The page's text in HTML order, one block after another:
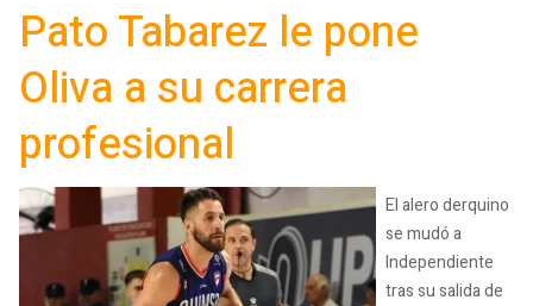
Pato Tabarez le pone
Oliva a su carrera
profesional
El alero derquino
se mudó a
Independiente
tras su salida de